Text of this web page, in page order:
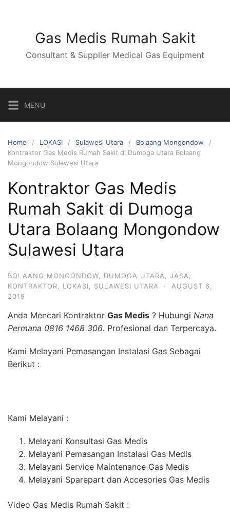
Gas Medis Rumah Sakit
Consultant & Supplier Medical Gas Equipment
MENU
Home LOKASI Sulawesi Utara
Bolaang Mongondow
Kontraktor Gas Medis Rumah Sakit di Dumoga Utara Bolaang
Mongondow Sulawesi Utara
Kontraktor Gas Medis
Rumah Sakit di Dumoga
Utara Bolaang Mongondow
Sulawesi Utara
BOLAANG MONGONDOW DUMOGA UTARA JASA
KONTRAKTOR
LOKASI SULAWESI UTARA ·
AUGUST 6,
2019
Anda Mencari Kontraktor Gas Medis ? Hubungi Nana
Permana 0816 1468 306. Profesional dan Terpercaya.
Kami Melayani Pemasangan Instalasi Gas Sebagai
Berikut :
Kami Melayani :
Melayani Konsultasi Gas Medis
Melayani Pemasangan Instalasi Gas Medis
Melayani Service Maintenance Gas Medis
Melayani Sparepart dan Accesories Gas Medis
Video Gas Medis Rumah Sakit :